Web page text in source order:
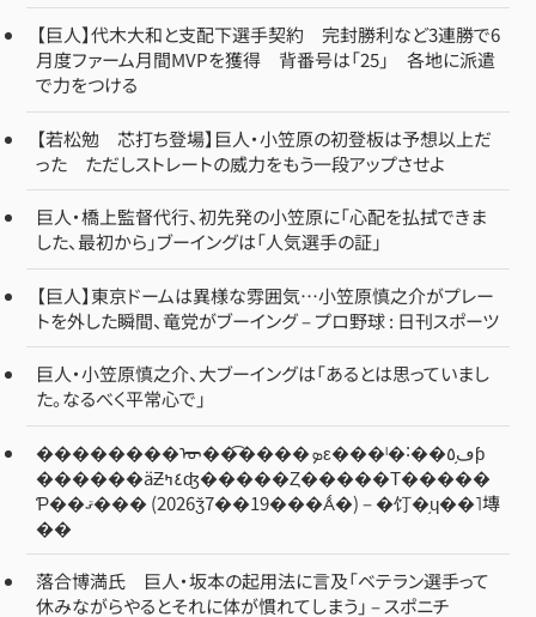
【巨人】代木大和と支配下選手契約 完封勝利など3連勝で6
月度ファーム月間MVPを獲得 背番号は「25」 各地に派遣
で力をつける
【若松勉 芯打ち登場】巨人・小笠原の初登板は予想以上だ
った ただしストレートの威力をもう一段アップさせよ
巨人・橋上監督代行、初先発の小笠原に「心配を払拭できま
した、最初から」ブーイングは「人気選手の証」
【巨人】東京ドームは異様な雰囲気…小笠原慎之介がプレー
トを外した瞬間、竜党がブーイング – プロ野球 : 日刊スポーツ
巨人・小笠原慎之介、大ブーイングは「あるとは思っていまし
た。なるべく平常心で」
��������ᡡ��͡����ܤε���ˡ�˸��ڡ֥٥ƥ
������äƵ٤ߤʤ�����Ȥ�����Τ�����
Ƥ��ޤ��� (2026ǯ7��19���Ǻ�) – �饤�֥ɥ��˥塼
��
落合博満氏 巨人・坂本の起用法に言及「ベテラン選手って
休みながらやるとそれに体が慣れてしまう」 – スポニチ